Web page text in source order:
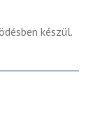
készül.